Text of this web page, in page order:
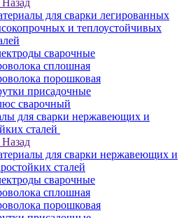
Назад
для сварки легированных
и теплоустойчивых
сварочные
сплошная
порошковая
присадочные
сварочный
для сварки нержавеющих и
сталей
Назад
для сварки нержавеющих и
сталей
сварочные
сплошная
порошковая